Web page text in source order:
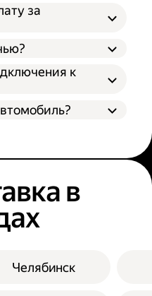
за
к
в
Челябинск